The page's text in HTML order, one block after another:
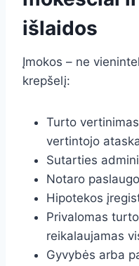
išlaidos
Įmokos – ne
krepšelį:
Turto
vertintojo
Sutarties
Notaro
Hipotekos
Privalomas
reikalaujamas
Gyvybės arba